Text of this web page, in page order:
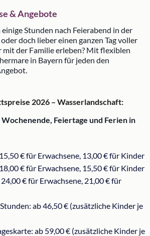
& Angebote
Stunden nach Feierabend in der
doch lieber einen ganzen Tag voller
mit der Familie erleben? Mit flexiblen
in Bayern für jeden den
2026 – Wasserlandschaft:
Feiertage und Ferien in
€ für Erwachsene, 13,00 € für Kinder
€ für Erwachsene, 15,50 € für Kinder
€ für Erwachsene, 21,00 € für
ab 46,50 € (zusätzliche Kinder je
ab 59,00 € (zusätzliche Kinder je